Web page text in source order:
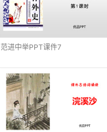
范进中举PPT课件7